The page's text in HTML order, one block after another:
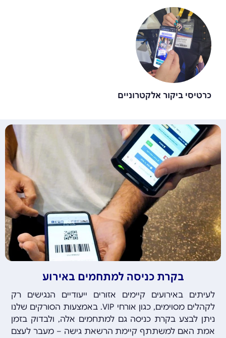
כרטיסי ביקור אלקטרוניים
בקרת כניסה למתחמים באירוע
לעיתים באירועים קיימים אזורים ייעודיים הנגישים רק
לקהלים מסוימים, כגון אורחי VIP. באמצעות הסורקים שלנו
ניתן לבצע בקרת כניסה גם למתחמים אלה, ולבדוק בזמן
אמת האם למשתתף קיימת הרשאת גישה – מעבר לעצם